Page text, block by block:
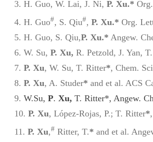
3. H. Guo, W. Lai, J. Ni, P. Xu.*
4. H. Guo#, S. Qiu#, P. Xu.* Org.
5. H. Guo, S. Qiu,P. Xu.* Angew.
6. W. Su, P. Xu, R. Petzold, J. Yan,
7. P. Xu, W. Su, T. Ritter*, Chem.
8. P. Xu, A. Studer* and et al. ACS
9. W.Su, P. Xu, T. Ritter*, Angew.
10. P. Xu, López-Rojas, P.; T. Ritter*,
11. P. Xu,# Ritter, T.* and et al.